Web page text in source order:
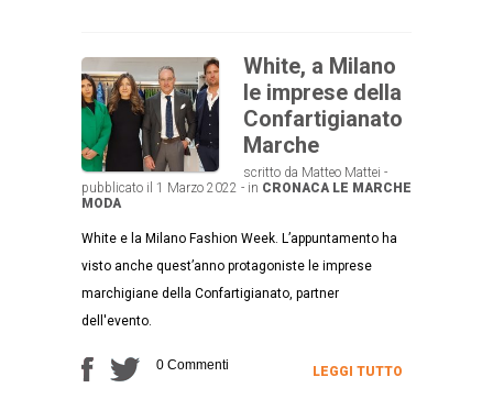
White, a Milano
le imprese della
Confartigianato
Marche
scritto da Matteo Mattei -
pubblicato il 1 Marzo 2022 - in CRONACA LE MARCHE
MODA
White e la Milano Fashion Week. L’appuntamento ha
visto anche quest’anno protagoniste le imprese
marchigiane della Confartigianato, partner
dell'evento.
0 Commenti LEGGI TUTTO